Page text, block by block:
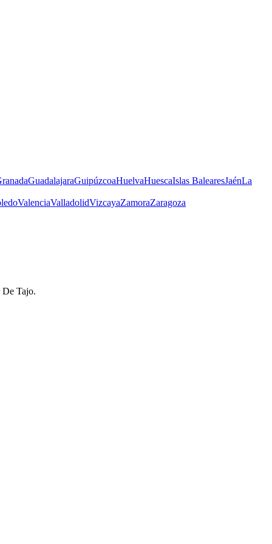
GuadalajaraGuipúzcoaHuelvaHuescaIslas BalearesJaénLa
ValenciaValladolidVizcayaZamoraZaragoza
De Tajo.